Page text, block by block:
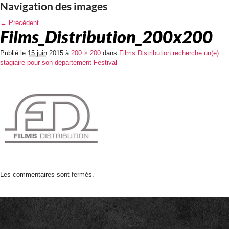
Navigation des images
← Précédent
Films_Distribution_200x200
Publié le 15 juin 2015 à 200 × 200 dans Films Distribution recherche un(e)
stagiaire pour son département Festival
Les commentaires sont fermés.